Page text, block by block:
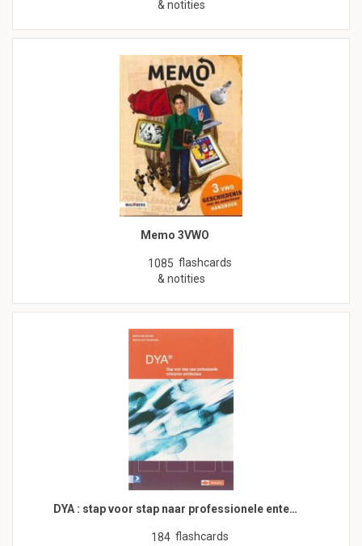
& notities
Memo 3VWO
1085 flashcards
& notities
DYA : stap voor stap naar professionele ente…
184 flashcards